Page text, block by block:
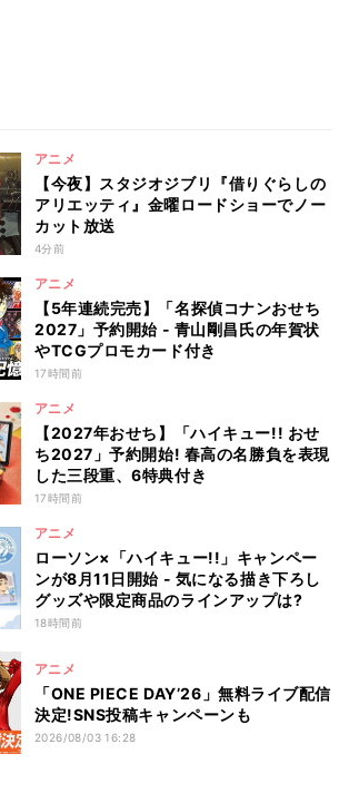
アニメ
【今夜】スタジオジブリ『借りぐらしの
アリエッティ』金曜ロードショーでノー
カット放送
4分前
アニメ
【5年連続完売】「名探偵コナンおせち
2027」予約開始 - 青山剛昌氏の年賀状
やTCGプロモカード付き
17時間前
アニメ
【2027年おせち】「ハイキュー!! おせ
ち2027」予約開始! 春高の名勝負を表現
した三段重、6特典付き
17時間前
アニメ
ローソン×「ハイキュー!!」キャンペー
ンが8月11日開始 - 気になる描き下ろし
グッズや限定商品のラインアップは?
18時間前
アニメ
「ONE PIECE DAY’26」無料ライブ配信
決定!SNS投稿キャンペーンも
2026/08/03 16:28